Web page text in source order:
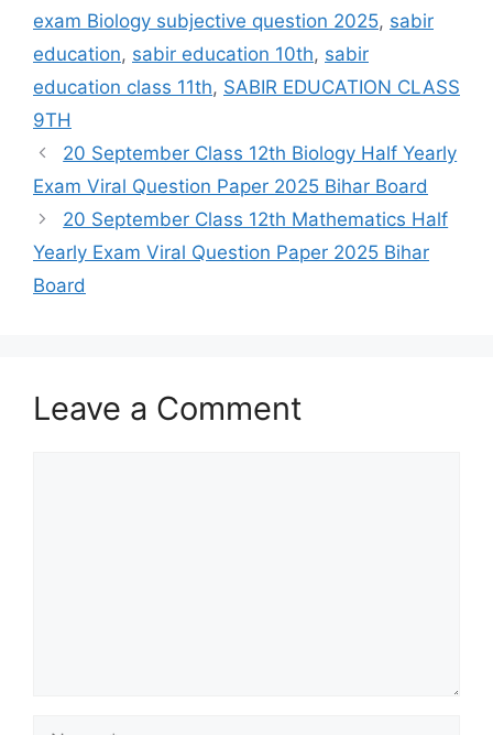
exam Biology subjective question 2025, sabir
education, sabir education 10th, sabir
education class 11th, SABIR EDUCATION CLASS
9TH
20 September Class 12th Biology Half Yearly
Exam Viral Question Paper 2025 Bihar Board
20 September Class 12th Mathematics Half
Yearly Exam Viral Question Paper 2025 Bihar
Board
Leave a Comment